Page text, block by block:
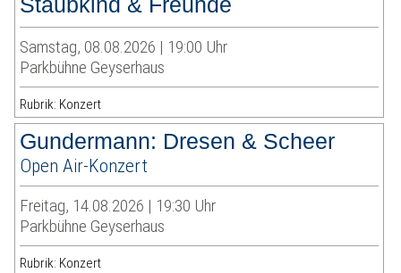
Samstag, 08.08.2026 | 19:00 Uhr
Parkbühne Geyserhaus
Rubrik: Konzert
Gundermann: Dresen & Scheer
Open Air-Konzert
Freitag, 14.08.2026 | 19:30 Uhr
Parkbühne Geyserhaus
Rubrik: Konzert